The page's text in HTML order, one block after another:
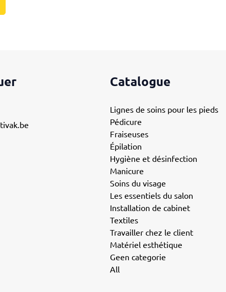
Catalogue
Lignes de soins pour les pieds
Pédicure
Fraiseuses
Épilation
Hygiène et désinfection
Manicure
Soins du visage
Les essentiels du salon
Installation de cabinet
Textiles
Travailler chez le client
Matériel esthétique
Geen categorie
All